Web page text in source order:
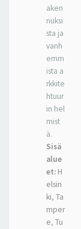
aken
nuksi
sta ja
vanh
emm
ista a
rkkite
htuur
in hel
mist
ä.
Sisä
alue
et: H
elsin
ki, Ta
mper
e, Tu